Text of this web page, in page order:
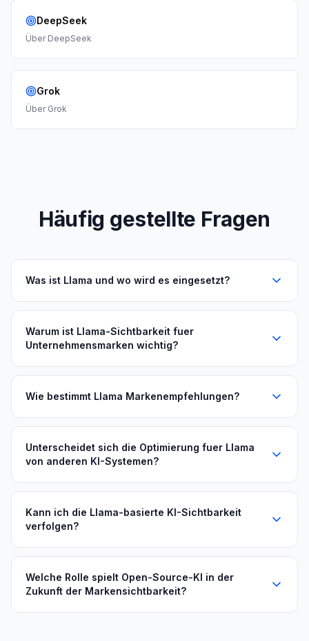
DeepSeek
Über DeepSeek
Grok
Über Grok
Häufig gestellte Fragen
Was ist Llama und wo wird es eingesetzt?
Warum ist Llama-Sichtbarkeit fuer
Unternehmensmarken wichtig?
Wie bestimmt Llama Markenempfehlungen?
Unterscheidet sich die Optimierung fuer Llama
von anderen KI-Systemen?
Kann ich die Llama-basierte KI-Sichtbarkeit
verfolgen?
Welche Rolle spielt Open-Source-KI in der
Zukunft der Markensichtbarkeit?